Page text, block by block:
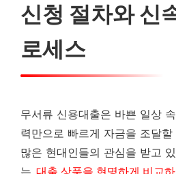
신청 절차와 신
로세스
무서류 신용대출은 바쁜 일상
력만으로 빠르게 자금을 조달
많은 현대인들의 관심을 받고